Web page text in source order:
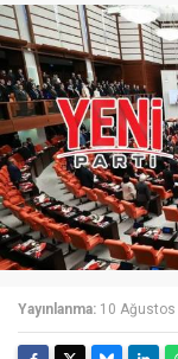
Yayınlanma: 10 Ağustos